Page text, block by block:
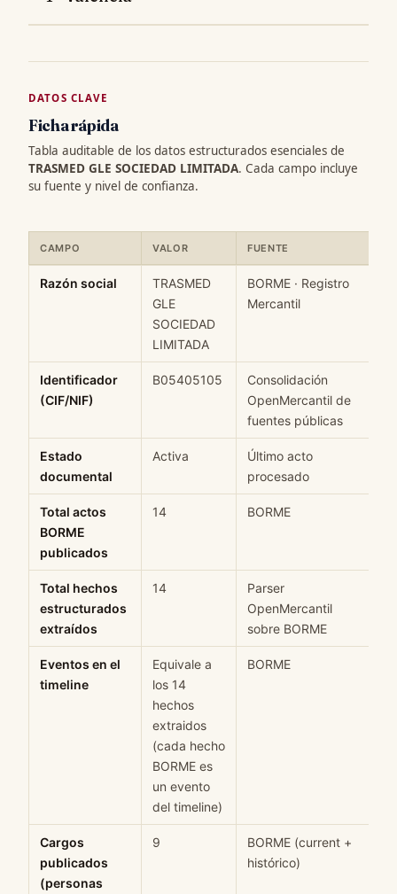
DATOS CLAVE
Ficha rápida
Tabla auditable de los datos estructurados esenciales de
TRASMED GLE SOCIEDAD LIMITADA. Cada campo incluye
su fuente y nivel de confianza.
CAMPO VALOR FUENTE
Razón social
TRASMED
GLE
SOCIEDAD
LIMITADA
BORME · Registro
Mercantil
Identificador
(CIF/NIF)
B05405105
Consolidación
OpenMercantil de
fuentes públicas
Estado
documental
Activa
Último acto
procesado
Total actos
BORME
publicados
14 BORME
Total hechos
estructurados
extraídos
14
Parser
OpenMercantil
sobre BORME
Eventos en el
timeline
Equivale a
los 14
hechos
extraidos
(cada hecho
BORME es
un evento
del timeline)
BORME
Cargos
publicados
(personas
9
BORME (current +
histórico)